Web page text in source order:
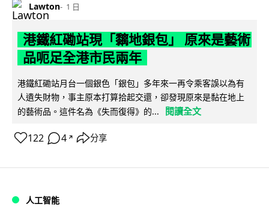
Lawton 1 日
港鐵紅磡站現「黐地銀包」 原來是藝術
品呃足全港市民兩年
港鐵紅磡站月台一個銀色「銀包」多年來一再令乘客誤以為有
人遺失財物，事主原本打算拾起交還，卻發現原來是黏在地上
的藝術品。這件名為《失而復得》的...
閱讀全文
122 4 ↗ 分享
人工智能